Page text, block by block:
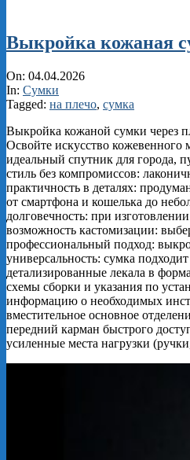
Выкройка кожаная
2026-
04-
04
On: 04.04.2026
In: Сумки
Tagged: на плечо, сумка
Выкройка кожаной сумки через
Освойте искусство кожевенного
идеальный спутник для города,
стиль без компромиссов:
практичность в деталях:
от смартфона и кошелька до
долговечность: при
возможность кастомизации:
профессиональный подход:
универсальность: сумка
детализированные лекала в
схемы сборки и указания по
информацию о необходимых
вместительное основное
передний карман быстрого
усиленные места нагрузки